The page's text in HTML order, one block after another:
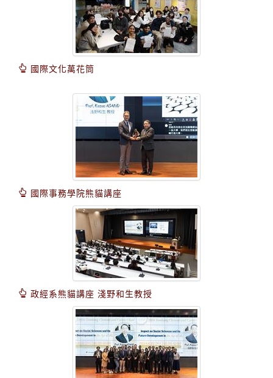
國際文化萬花筒
國際事務學院熊貓講座
政經系熊貓講座 淺野和生教授